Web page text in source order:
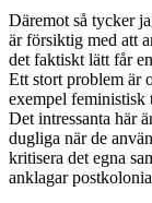
Däremot så tycker
är försiktig med att
det faktiskt lätt får
Ett stort problem är
exempel feministisk
Det intressanta här
dugliga när de
kritisera det egna
anklagar